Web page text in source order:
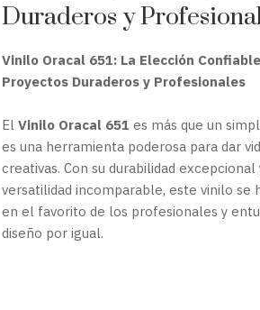
Duraderos y
Vinilo Oracal 651: La Elección
Proyectos Duraderos y Profesionales
El Vinilo Oracal 651 es más que un
es una herramienta poderosa para dar
creativas. Con su durabilidad excepcional
versatilidad incomparable, este vinilo se
en el favorito de los profesionales y
diseño por igual.